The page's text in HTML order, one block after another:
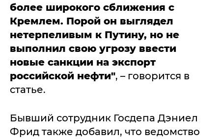
более широкого сближения с
Кремлем. Порой он выглядел
нетерпеливым к Путину, но не
выполнил свою угрозу ввести
новые санкции на экспорт
российской нефти", – говорится в
статье.
Бывший сотрудник Госдепа Дэниел
Фрид также добавил, что ведомство